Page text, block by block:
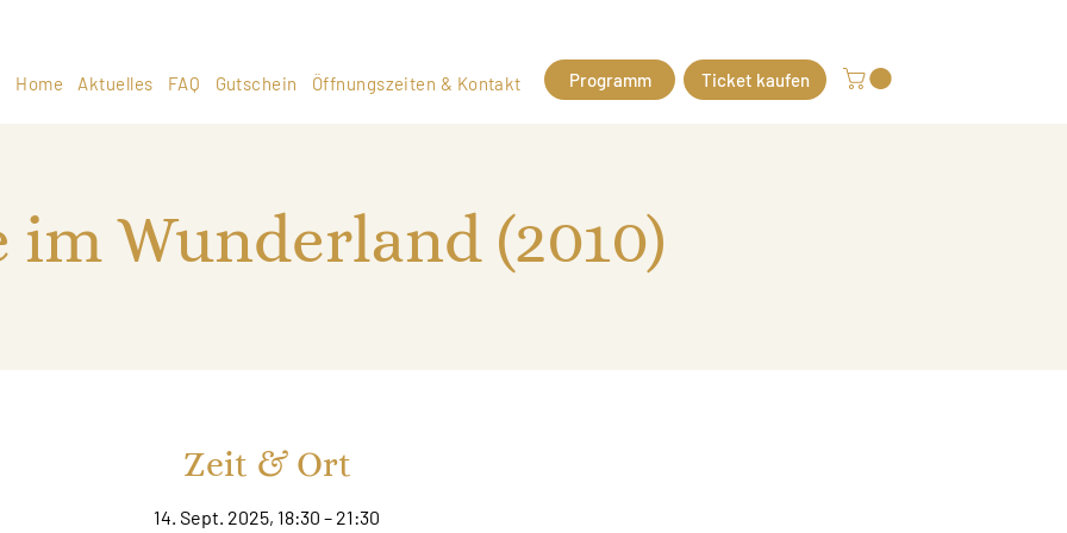
Home Aktuelles FAQ Gutschein Öffnungszeiten & Kontakt Programm Ticket kaufen
im Wunderland (2010)
Zeit & Ort
14. Sept. 2025, 18:30 – 21:30